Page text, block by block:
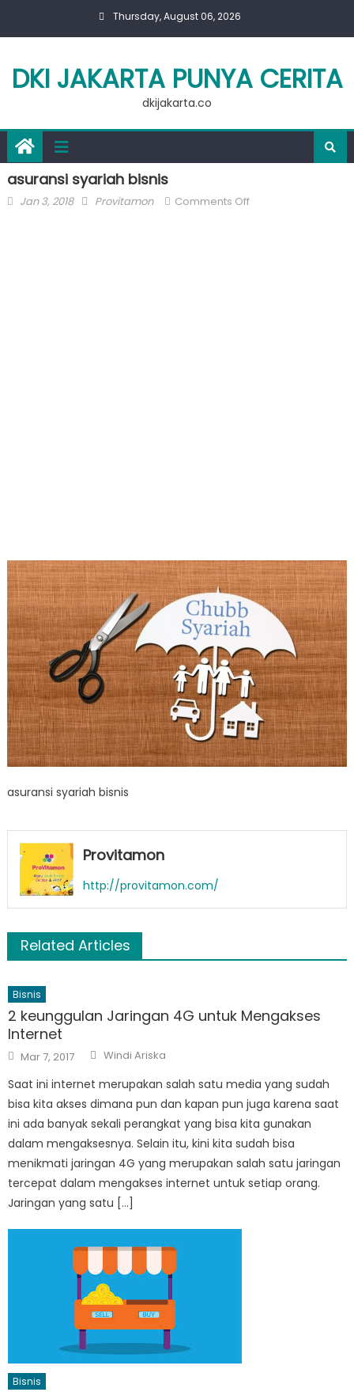
Thursday, August 06, 2026
DKI JAKARTA PUNYA CERITA
dkijakarta.co
asuransi syariah bisnis
Posted
Jan 3, 2018 Author
Provitamon Comments Offon
asuransi syariah bisnis
Provitamon
http://provitamon.com/
Related Articles
Bisnis
2 keunggulan Jaringan 4G untuk Mengakses
Internet
Posted
on
Mar 7, 2017 Author
Windi Ariska
Saat ini internet merupakan salah satu media yang sudah
bisa kita akses dimana pun dan kapan pun juga karena saat
ini ada banyak sekali perangkat yang bisa kita gunakan
dalam mengaksesnya. Selain itu, kini kita sudah bisa
menikmati jaringan 4G yang merupakan salah satu jaringan
tercepat dalam mengakses internet untuk setiap orang.
Jaringan yang satu […]
Bisnis